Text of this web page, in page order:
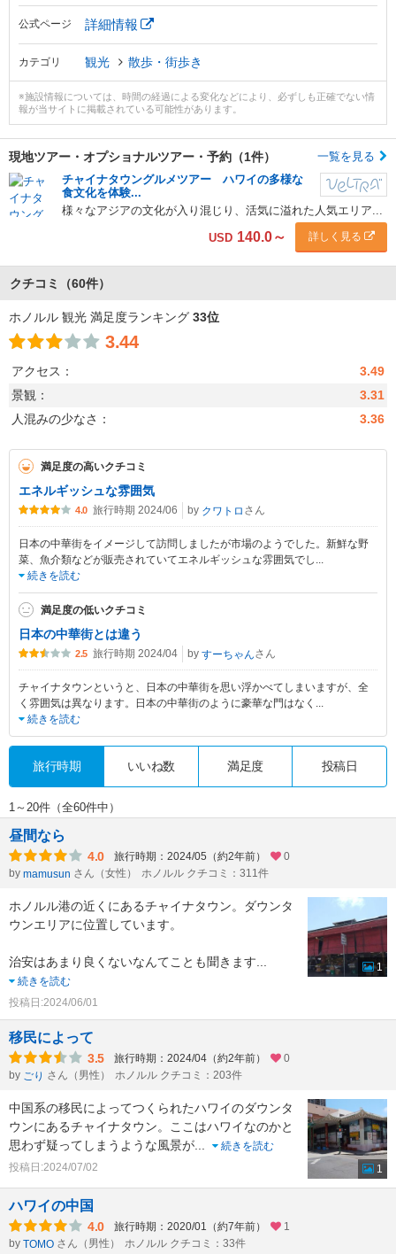
公式ページ 詳細情報
カテゴリ 観光 散歩・街歩き
※施設情報については、時間の経過による変化などにより、必ずしも正確でない情
報が当サイトに掲載されている可能性があります。
現地ツアー・ オプショナルツアー・予約（1件）
一覧を見る
チャイナタウングルメツアー ハワイの多様な
食文化を体験...
様々なアジアの文化が入り混じり、活気に溢れた人気エリア...
USD 140.0～ 詳しく見る
クチコミ （60件）
ホノルル 観光 満足度ランキング 33位
3.44
アクセス：
3.49
景観：
3.31
人混みの少なさ：
3.36
満足度の高いクチコミ
エネルギッシュな雰囲気
4.0 旅行時期 2024/06 by クワトロ さん
日本の中華街をイメージして訪問しましたが市場のようでした。新鮮な野
菜、魚介類などが販売されていてエネルギッシュな雰囲気でし ...
続きを読む
満足度の低いクチコミ
日本の中華街とは違う
2.5 旅行時期 2024/04 by すーちゃんさん
チャイナタウンというと、日本の中華街を思い浮かべてしまいますが、全
く雰囲気は異なります。日本の中華街のように豪華な門はなく ...
続きを読む
旅行時期 いいね数 満足度 投稿日
1～20件（全60件中）
昼間なら
4.0 旅行時期：2024/05（約2年前）
0
by mamusun さん（女性） ホノルル クチコミ：311件
ホノルル港の近くにあるチャイナタウン。ダウンタ
ウンエリアに位置しています。
治安はあまり良くないなんてことも聞きます
続きを読む
投稿日:2024/06/01
1
移民によって
3.5 旅行時期：2024/04（約2年前）
0
by ごり さん（男性） ホノルル クチコミ：203件
中国系の移民によってつくられたハワイのダウンタ
ウンにあるチャイナタウン。ここはハワイなのかと
思わず疑ってしまうような風景が
続きを読む
投稿日:2024/07/02
1
ハワイの中国
4.0 旅行時期：2020/01（約7年前）
1
by TOMO さん（男性） ホノルル クチコミ：33件